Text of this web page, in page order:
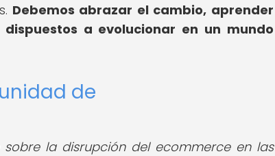
Debemos abrazar el cambio, aprender
a evolucionar en un mundo
de
la disrupción del ecommerce en las